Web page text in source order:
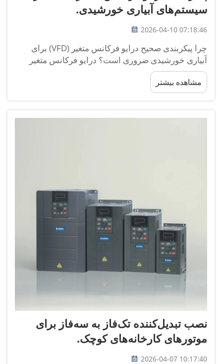
سیستم‌های آبیاری خورشیدی.
2026-04-10 07:18:46
چرا پیکربندی صحیح درایو فرکانس متغیر (VFD) برای
آبیاری خورشیدی ضروری است؟ درایو فرکانس متغیر
(VFD) به‌درستی پیکربندی‌شده، مؤلفه‌ای اصلی است که
تعیین می‌کند آیا یک سیستم آبیاری خورشیدی می‌تواند
به‌صورت پایدار، کارآمد و اقتصادی کار کند یا خیر...
مشاهده بیشتر
نصب تبدیل‌کننده تک‌فاز به سه‌فاز برای
موتورهای کارخانه‌های کوچک.
2026-04-07 10:17:40